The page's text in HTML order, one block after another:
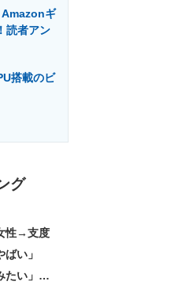
Amazonギ
読者アン
搭載のビ
グ
性→支度
ばい」
い」